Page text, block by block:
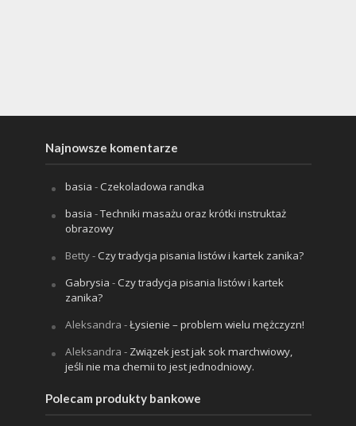
Najnowsze komentarze
basia -Czekoladowa randka
basia -Techniki masażu oraz krótki instruktaż
obrazowy
Betty-Czy tradycja pisania listów i kartek zanika?
Gabrysia -Czy tradycja pisania listów i kartek
zanika?
Aleksandra -Łysienie – problem wielu mężczyzn!
Aleksandra - Związek jest jak sok marchwiowy,
jeśli nie ma chemii to jest jednodniowy.
Polecam produkty bankowe